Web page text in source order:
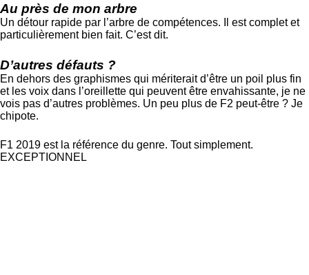
Au près de mon arbre
Un détour rapide par l’arbre de compétences. Il est complet et
particulièrement bien fait. C’est dit.
D’autres défauts ?
En dehors des graphismes qui mériterait d’être un poil plus fin
et les voix dans l’oreillette qui peuvent être envahissante, je ne
vois pas d’autres problèmes. Un peu plus de F2 peut-être ? Je
chipote.
F1 2019 est la référence du genre. Tout simplement.
EXCEPTIONNEL